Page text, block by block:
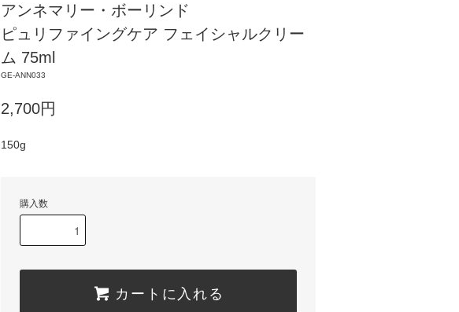
アンネマリー・ボーリンド
ピュリファイングケア フェイシャルクリー
ム 75ml
GE-ANN033
2,700円
150g
購入数
カートに入れる